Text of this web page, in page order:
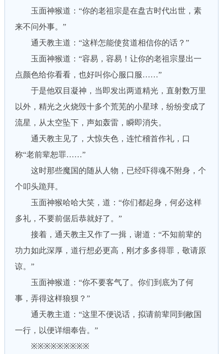
玉面神猴道：“你的老祖宗是在盘古时代出世，素
来不问外事。”
通天教主道：“这样怎能使贫道相信你的话？”
玉面神猴道：“容易，容易！让你的老祖宗显出一
点颜色给你看看，也好叫你心服口服……”
于是他双目凝神，当即发出两道精光，直射数万里
以外，精光之火烧毁十多个荒芜的小星球，纷纷变成了
流星，从太空坠下，声如轰雷，瞬即消失。
通天教主见了，大惊失色，连忙稽首作礼，口
称“老前辈恕罪……”
这时那些魔国的随从人物，已经吓得魂不附身，个
个叩头跪拜。
玉面神猴哈哈大笑，道：“你们都起身，何必这样
多礼，不要前倨后恭就好了。”
接着，通天教主又作了一揖，谢道：“不知前辈的
功力如此深厚，道行想必更高，刚才多多得罪，敬请原
谅。”
玉面神猴道：“你不要客气了。你们到底为了何
事，弄得这样狼狈？”
通天教主道：“这里不便说话，拟请前辈同到敝国
一行，以便详细奉告。”
※※※※※※※※※